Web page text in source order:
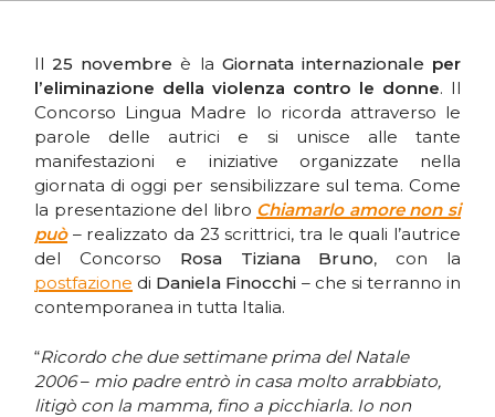
Il 25 novembre è la Giornata internazionale per
l’eliminazione della violenza contro le donne. Il
Concorso Lingua Madre lo ricorda attraverso le
parole delle autrici e si unisce alle tante
manifestazioni e iniziative organizzate nella
giornata di oggi per sensibilizzare sul tema. Come
la presentazione del libro Chiamarlo amore non si
può– realizzato da 23 scrittrici, tra le quali l’autrice
del Concorso Rosa Tiziana Bruno, con la
postfazione di Daniela Finocchi – che si terranno in
contemporanea in tutta Italia.
“Ricordo che due settimane prima del Natale
2006– mio padre entrò in casa molto arrabbiato,
litigò con la mamma, fino a picchiarla. Io non